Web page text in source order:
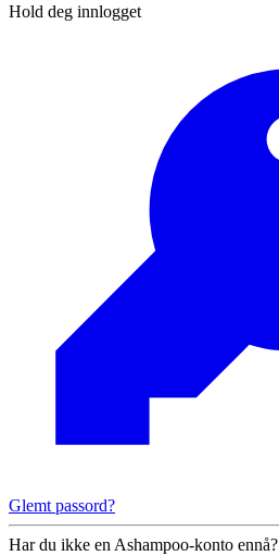
Hold deg innlogget
Glemt passord?
Har du ikke en Ashampoo-konto ennå?